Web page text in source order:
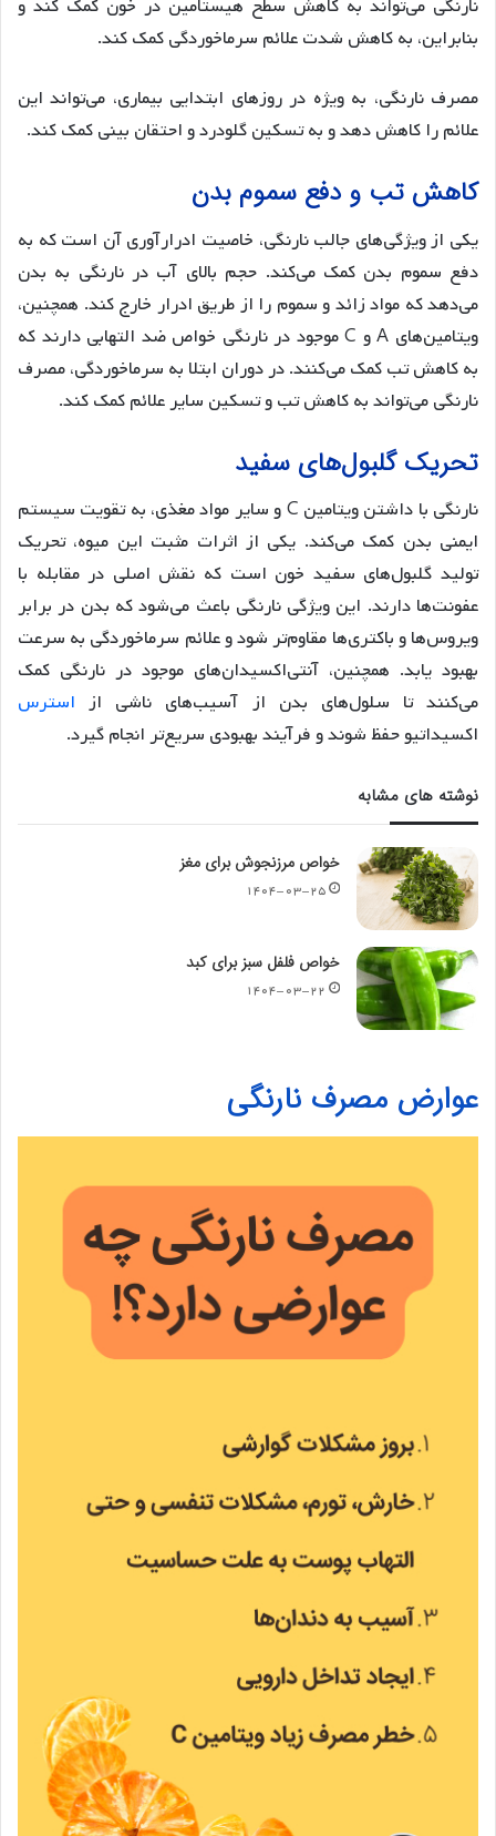
نارنگی می‌تواند به کاهش سطح هیستامین در خون کمک کند و
بنابراین، به کاهش شدت علائم سرماخوردگی کمک کند.
مصرف نارنگی، به ویژه در روزهای ابتدایی بیماری، می‌تواند این
علائم را کاهش دهد و به تسکین گلودرد و احتقان بینی کمک کند​.
کاهش تب و دفع سموم بدن
یکی از ویژگی‌های جالب نارنگی، خاصیت ادرارآوری آن است که به
دفع سموم بدن کمک می‌کند. حجم بالای آب در نارنگی به بدن
می‌دهد که مواد زائد و سموم را از طریق ادرار خارج کند. همچنین،
ویتامین‌های A و C موجود در نارنگی خواص ضد التهابی دارند که
به کاهش تب کمک می‌کنند. در دوران ابتلا به سرماخوردگی، مصرف
نارنگی می‌تواند به کاهش تب و تسکین سایر علائم کمک کند​.
تحریک گلبول‌های سفید
نارنگی با داشتن ویتامین C و سایر مواد مغذی، به تقویت سیستم
ایمنی بدن کمک می‌کند. یکی از اثرات مثبت این میوه، تحریک
تولید گلبول‌های سفید خون است که نقش اصلی در مقابله با
عفونت‌ها دارند. این ویژگی نارنگی باعث می‌شود که بدن در برابر
ویروس‌ها و باکتری‌ها مقاوم‌تر شود و علائم سرماخوردگی به سرعت
بهبود یابد. همچنین، آنتی‌اکسیدان‌های موجود در نارنگی کمک
می‌کنند تا سلول‌های بدن از آسیب‌های ناشی از استرس
اکسیداتیو حفظ شوند و فرآیند بهبودی سریع‌تر انجام گیرد​.
نوشته های مشابه
خواص مرزنجوش برای مغز
۱۴۰۴-۰۳-۲۵
خواص فلفل سبز برای کبد
۱۴۰۴-۰۳-۲۲
عوارض مصرف نارنگی